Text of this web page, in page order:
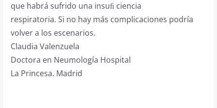
que habrá sufrido una insuﬁ ciencia
respiratoria. Si no hay más complicaciones podría
volver a los escenarios.
Claudia Valenzuela
Doctora en Neumología Hospital
La Princesa. Madrid